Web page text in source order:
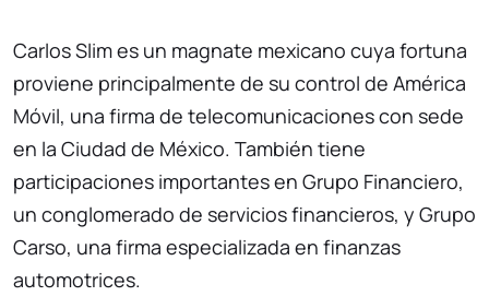
Carlos Slim es un magnate mexicano cuya fortuna
proviene principalmente de su control de América
Móvil, una firma de telecomunicaciones con sede
en la Ciudad de México. También tiene
participaciones importantes en Grupo Financiero,
un conglomerado de servicios financieros, y Grupo
Carso, una firma especializada en finanzas
automotrices.